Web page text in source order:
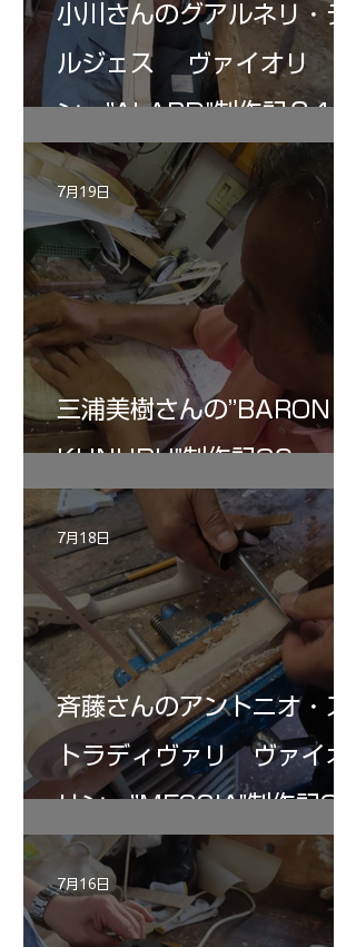
小川さんのグアルネリ・デ
ルジェス ヴァイオリ
ン ”ALARD"制作記３4
三浦美樹さんの”BARON・
KUNUPU"制作記30
7月19日
斉藤さんのアントニオ・ス
トラディヴァリ ヴァイオ
リン ”MESSIA"制作記32
7月18日
7月16日